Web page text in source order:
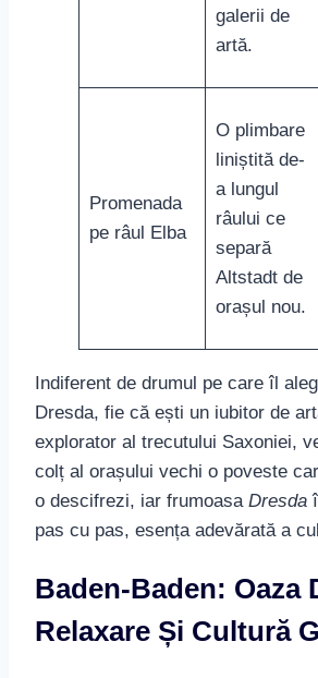
galerii de
artă.
Promenada
pe râul Elba
O plimbare
liniștită de-
a lungul
râului ce
separă
Altstadt de
orașul nou.
Indiferent de drumul pe care îl
Dresda, fie că ești un iubitor de
explorator al trecutului Saxoniei,
colț al orașului vechi o poveste
o descifrezi, iar frumoasa Dresda
pas cu pas, esența adevărată a
Baden-Baden: Oaza
Relaxare Și Cultură